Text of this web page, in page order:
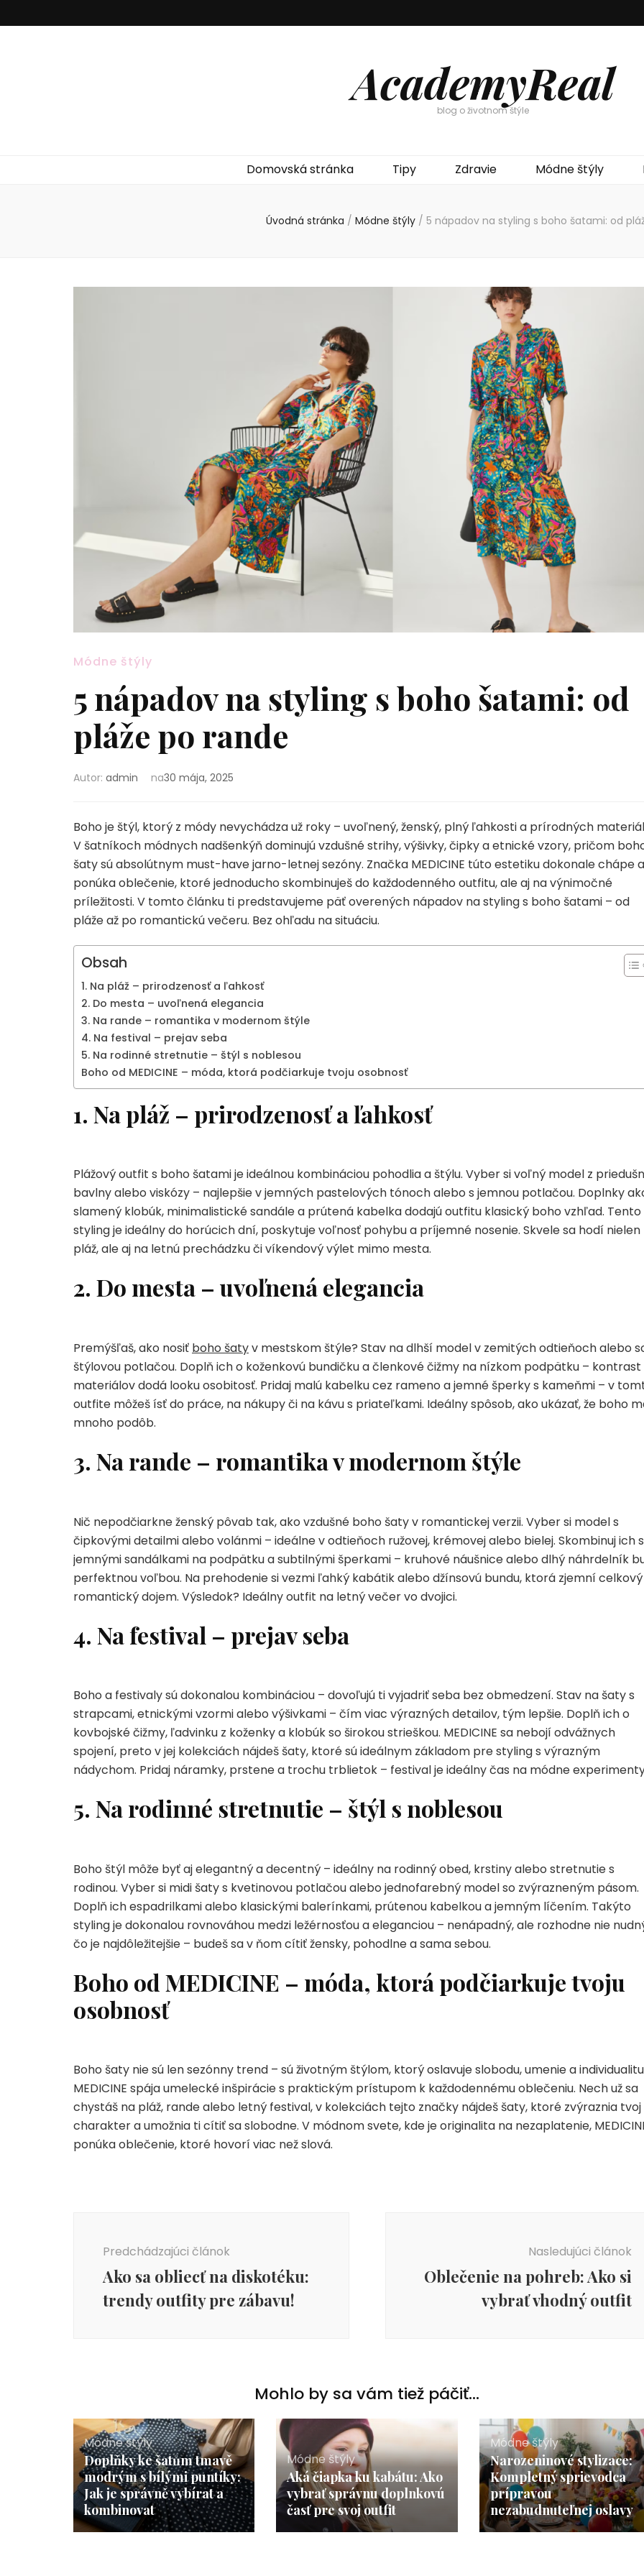
AcademyReal
blog o životnom štýle
Domovská stránka Tipy Zdravie Módne štýly
Úvodná stránka / Módne štýly / 5 nápadov na styling s boho šatami: od
Módne štýly
5 nápadov na styling s boho šatami: od
pláže po rande
Autor: admin na30 mája, 2025
Boho je štýl, ktorý z módy nevychádza už roky – uvoľnený, ženský, plný ľahkosti a prírodných
V šatníkoch módnych nadšenkýň dominujú vzdušné strihy, výšivky, čipky a etnické vzory, pričom
šaty sú absolútnym must-have jarno-letnej sezóny. Značka MEDICINE túto estetiku dokonale chápe a
ponúka oblečenie, ktoré jednoducho skombinuješ do každodenného outfitu, ale aj na výnimočné
príležitosti. V tomto článku ti predstavujeme päť overených nápadov na styling s boho šatami – od
pláže až po romantickú večeru. Bez ohľadu na situáciu.
Obsah
1. Na pláž – prirodzenosť a ľahkosť
2. Do mesta – uvoľnená elegancia
3. Na rande – romantika v modernom štýle
4. Na festival – prejav seba
5. Na rodinné stretnutie – štýl s noblesou
Boho od MEDICINE – móda, ktorá podčiarkuje tvoju osobnosť
1. Na pláž – prirodzenosť a ľahkosť
Plážový outfit s boho šatami je ideálnou kombináciou pohodlia a štýlu. Vyber si voľný model z
bavlny alebo viskózy – najlepšie v jemných pastelových tónoch alebo s jemnou potlačou. Doplnky
slamený klobúk, minimalistické sandále a prútená kabelka dodajú outfitu klasický boho vzhľad. Tento
styling je ideálny do horúcich dní, poskytuje voľnosť pohybu a príjemné nosenie. Skvele sa hodí nielen
pláž, ale aj na letnú prechádzku či víkendový výlet mimo mesta.
2. Do mesta – uvoľnená elegancia
Premýšľaš, ako nosiť boho šatyv mestskom štýle? Stav na dlhší model v zemitých odtieňoch alebo
štýlovou potlačou. Doplň ich o koženkovú bundičku a členkové čižmy na nízkom podpätku – kontrast
materiálov dodá looku osobitosť. Pridaj malú kabelku cez rameno a jemné šperky s kameňmi – v
outfite môžeš ísť do práce, na nákupy či na kávu s priateľkami. Ideálny spôsob, ako ukázať, že boho
mnoho podôb.
3. Na rande – romantika v modernom štýle
Nič nepodčiarkne ženský pôvab tak, ako vzdušné boho šaty v romantickej verzii. Vyber si model s
čipkovými detailmi alebo volánmi – ideálne v odtieňoch ružovej, krémovej alebo bielej. Skombinuj ich s
jemnými sandálkami na podpätku a subtilnými šperkami – kruhové náušnice alebo dlhý náhrdelník
perfektnou voľbou. Na prehodenie si vezmi ľahký kabátik alebo džínsovú bundu, ktorá zjemní celkový
romantický dojem. Výsledok? Ideálny outfit na letný večer vo dvojici.
4. Na festival – prejav seba
Boho a festivaly sú dokonalou kombináciou – dovoľujú ti vyjadriť seba bez obmedzení. Stav na šaty s
strapcami, etnickými vzormi alebo výšivkami – čím viac výrazných detailov, tým lepšie. Doplň ich o
kovbojské čižmy, ľadvinku z koženky a klobúk so širokou strieškou. MEDICINE sa nebojí odvážnych
spojení, preto v jej kolekciách nájdeš šaty, ktoré sú ideálnym základom pre styling s výrazným
nádychom. Pridaj náramky, prstene a trochu trblietok – festival je ideálny čas na módne
5. Na rodinné stretnutie – štýl s noblesou
Boho štýl môže byť aj elegantný a decentný – ideálny na rodinný obed, krstiny alebo stretnutie s
rodinou. Vyber si midi šaty s kvetinovou potlačou alebo jednofarebný model so zvýrazneným pásom.
Doplň ich espadrilkami alebo klasickými balerínkami, prútenou kabelkou a jemným líčením. Takýto
styling je dokonalou rovnováhou medzi ležérnosťou a eleganciou – nenápadný, ale rozhodne nie
čo je najdôležitejšie – budeš sa v ňom cítiť žensky, pohodlne a sama sebou.
Boho od MEDICINE – móda, ktorá podčiarkuje tvoju
osobnosť
Boho šaty nie sú len sezónny trend – sú životným štýlom, ktorý oslavuje slobodu, umenie a
MEDICINE spája umelecké inšpirácie s praktickým prístupom k každodennému oblečeniu. Nech už sa
chystáš na pláž, rande alebo letný festival, v kolekciách tejto značky nájdeš šaty, ktoré zvýraznia tvoj
charakter a umožnia ti cítiť sa slobodne. V módnom svete, kde je originalita na nezaplatenie,
ponúka oblečenie, ktoré hovorí viac než slová.
článku
Predchádzajúci článok
Ako sa obliecť na diskotéku:
trendy outfity pre zábavu!
Nasledujúci článok
Oblečenie na pohreb: Ako si
vybrať vhodný outfit
Mohlo by sa vám tiež páčiť...
Módne štýly
Doplňky ke šatům tmavě
modrým s bílými puntíky:
Jak je správně vybírat a
kombinovat
Módne štýly
Aká čiapka ku kabátu: Ako
vybrať správnu doplnkovú
časť pre svoj outfit
Módne štýly
Narozeninové stylizace:
Kompletný sprievodca
prípravou
nezabudnuteľnej oslavy